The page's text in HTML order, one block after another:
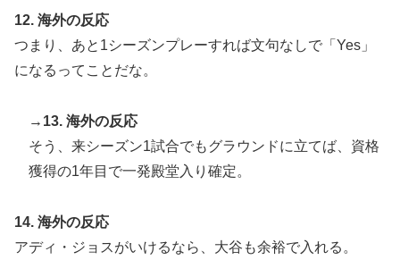
12. 海外の反応
つまり、あと1シーズンプレーすれば文句なしで「Yes」
になるってことだな。
→13. 海外の反応
そう、来シーズン1試合でもグラウンドに立てば、資格
獲得の1年目で一発殿堂入り確定。
14. 海外の反応
アディ・ジョスがいけるなら、大谷も余裕で入れる。